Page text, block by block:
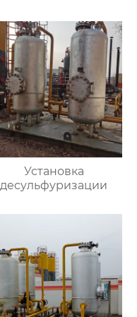
Установка
десульфуризации